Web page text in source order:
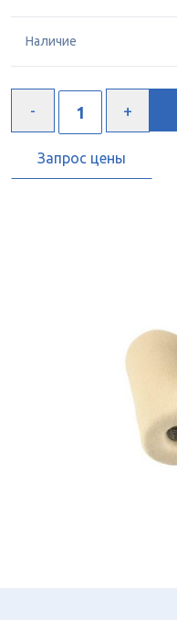
Наличие
Запрос цены